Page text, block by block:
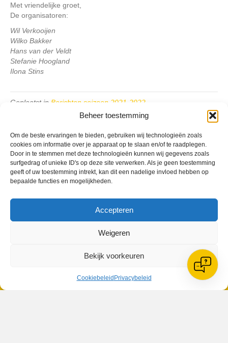
Beheer toestemming
Om de beste ervaringen te bieden, gebruiken wij technologieën zoals
cookies om informatie over je apparaat op te slaan en/of te raadplegen.
Door in te stemmen met deze technologieën kunnen wij gegevens zoals
surfgedrag of unieke ID's op deze site verwerken. Als je geen toestemming
geeft of uw toestemming intrekt, kan dit een nadelige invloed hebben op
bepaalde functies en mogelijkheden.
Accepteren
Weigeren
Bekijk voorkeuren
Cookiebeleid Privacybeleid
Met vriendelijke groet,
De organisatoren:
Wil Verkooijen
Wilko Bakker
Hans van der Veldt
Stefanie Hoogland
Ilona Stins
Geplaatst in Berichten seizoen 2021-2022
VV Reiger Boys
De Wending, Lotte Beesedijk 1
Reglementen
Belangrijke gegevens